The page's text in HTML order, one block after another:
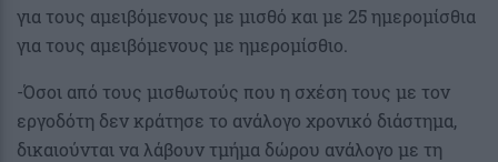
για τους αμειβόμενους με μισθό και με 25 ημερομίσθια
για τους αμειβόμενους με ημερομίσθιο.
-Όσοι από τους μισθωτούς που η σχέση τους με τον
εργοδότη δεν κράτησε το ανάλογο χρονικό διάστημα,
δικαιούνται να λάβουν τμήμα δώρου ανάλογο με τη